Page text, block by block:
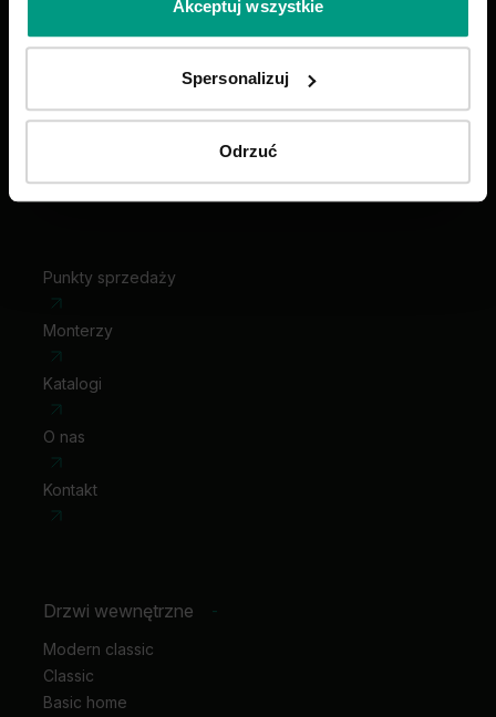
Akceptuj wszystkie
Spersonalizuj
Odrzuć
585 858 056
Punkty sprzedaży
Monterzy
Katalogi
O nas
Kontakt
Drzwi wewnętrzne -
Modern classic
Classic
Basic home